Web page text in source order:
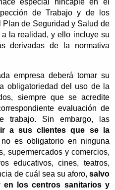
especial hincapié en el
de Trabajo y de los
de Seguridad y Salud de
a la realidad, y ello incluye su
derivadas de la normativa
empresa deberá tomar su
obligatoriedad del uso de la
siempre que se acredite
evaluación de
trabajo. Sin embargo, las
a sus clientes que se la
es obligatorio en ninguna
supermercados y comercios,
educativos, cines, teatros,
de cuál sea su aforo, salvo
los centros sanitarios y